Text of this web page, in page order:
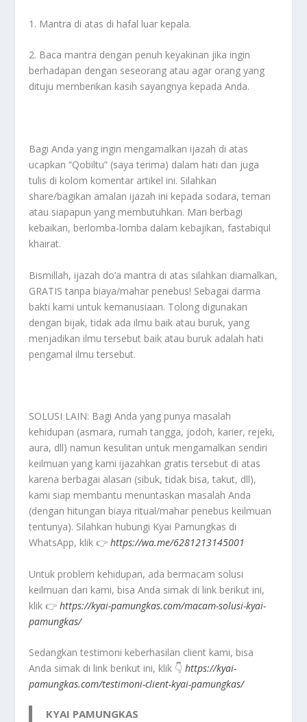
1. Mantra di atas di hafal luar kepala.
2. Baca mantra dengan penuh keyakinan jika ingin
berhadapan dengan seseorang atau agar orang yang
dituju memberikan kasih sayangnya kepada Anda.
Bagi Anda yang ingin mengamalkan ijazah di atas
ucapkan “Qobiltu” (saya terima) dalam hati dan juga
tulis di kolom komentar artikel ini. Silahkan
share/bagikan amalan ijazah ini kepada sodara, teman
atau siapapun yang membutuhkan. Mari berbagi
kebaikan, berlomba-lomba dalam kebajikan, fastabiqul
khairat.
Bismillah, ijazah do’a mantra di atas silahkan diamalkan,
GRATIS tanpa biaya/mahar penebus! Sebagai darma
bakti kami untuk kemanusiaan. Tolong digunakan
dengan bijak, tidak ada ilmu baik atau buruk, yang
menjadikan ilmu tersebut baik atau buruk adalah hati
pengamal ilmu tersebut.
SOLUSI LAIN: Bagi Anda yang punya masalah
kehidupan (asmara, rumah tangga, jodoh, karier, rejeki,
aura, dll) namun kesulitan untuk mengamalkan sendiri
keilmuan yang kami ijazahkan gratis tersebut di atas
karena berbagai alasan (sibuk, tidak bisa, takut, dll),
kami siap membantu menuntaskan masalah Anda
(dengan hitungan biaya ritual/mahar penebus keilmuan
tentunya). Silahkan hubungi Kyai Pamungkas di
WhatsApp, klik 👉https://wa.me/6281213145001
Untuk problem kehidupan, ada bermacam solusi
keilmuan dari kami, bisa Anda simak di link berikut ini,
klik 👉https://kyai-pamungkas.com/macam-solusi-kyai-
pamungkas/
Sedangkan testimoni keberhasilan client kami, bisa
Anda simak di link berikut ini, klik 👇https://kyai-
pamungkas.com/testimoni-client-kyai-pamungkas/
KYAI PAMUNGKAS